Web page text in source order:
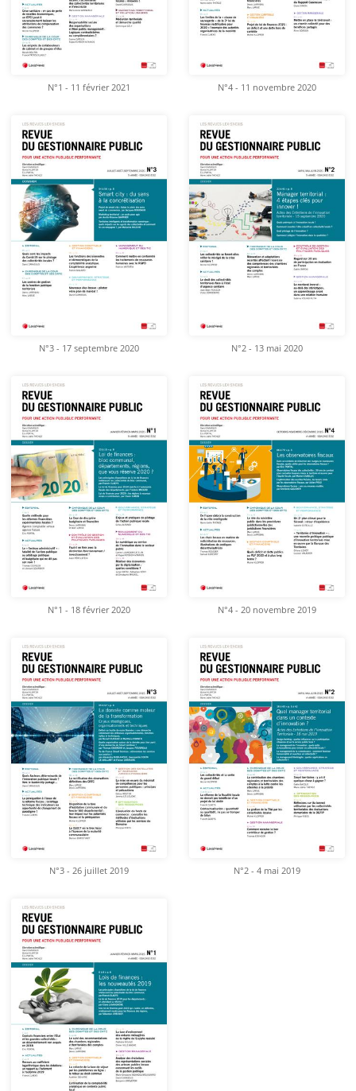
N°1 - 11 février 2021 N°4 - 11 novembre 2020
N°3 - 17 septembre 2020 N°2 - 13 mai 2020
N°1 - 18 février 2020 N°4 - 20 novembre 2019
N°3 - 26 juillet 2019 N°2 - 4 mai 2019